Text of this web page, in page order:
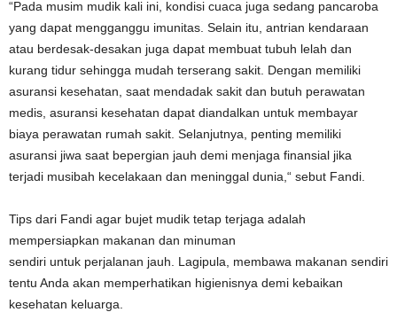
“Pada musim mudik kali ini, kondisi cuaca juga sedang pancaroba
yang dapat mengganggu imunitas. Selain itu, antrian kendaraan
atau berdesak-desakan juga dapat membuat tubuh lelah dan
kurang tidur sehingga mudah terserang sakit. Dengan memiliki
asuransi kesehatan, saat mendadak sakit dan butuh perawatan
medis, asuransi kesehatan dapat diandalkan untuk membayar
biaya perawatan rumah sakit. Selanjutnya, penting memiliki
asuransi jiwa saat bepergian jauh demi menjaga finansial jika
terjadi musibah kecelakaan dan meninggal dunia,“ sebut Fandi.
Tips dari Fandi agar bujet mudik tetap terjaga adalah
mempersiapkan makanan dan minuman
sendiri untuk perjalanan jauh. Lagipula, membawa makanan sendiri
tentu Anda akan memperhatikan higienisnya demi kebaikan
kesehatan keluarga.